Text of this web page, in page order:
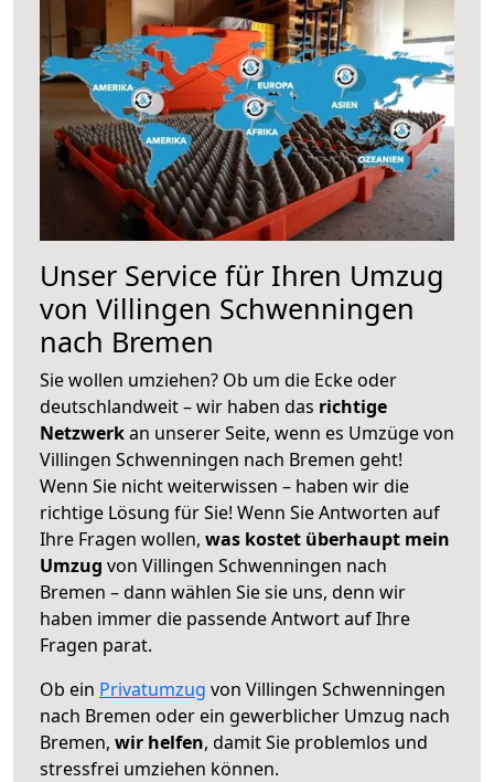
Unser Service für Ihren Umzug
von Villingen Schwenningen
nach Bremen
Sie wollen umziehen? Ob um die Ecke oder
deutschlandweit – wir haben das richtige
Netzwerkan unserer Seite, wenn es Umzüge von
Villingen Schwenningen nach Bremen geht!
Wenn Sie nicht weiterwissen – haben wir die
richtige Lösung für Sie! Wenn Sie Antworten auf
Ihre Fragen wollen, was kostet überhaupt mein
Umzug von Villingen Schwenningen nach
Bremen – dann wählen Sie sie uns, denn wir
haben immer die passende Antwort auf Ihre
Fragen parat.
Ob ein Privatumzug von Villingen Schwenningen
nach Bremen oder ein gewerblicher Umzug nach
Bremen, wir helfen, damit Sie problemlos und
stressfrei umziehen können.